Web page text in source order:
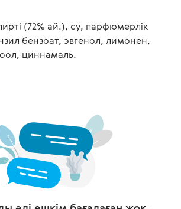
(72% ай.), су, парфюмерлік
бензоат, эвгенол, лимонен,
циннамаль.